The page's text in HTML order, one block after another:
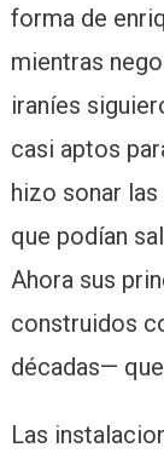
forma de
mientras
iraníes
casi aptos
hizo sonar
que podían
Ahora sus
construidos
décadas—
Las